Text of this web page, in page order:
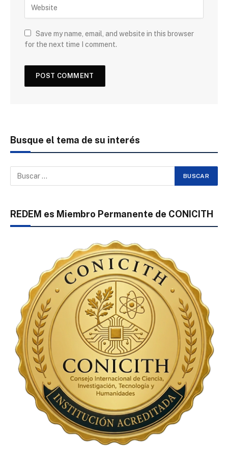
Save my name, email, and website in this browser
for the next time I comment.
Busque el tema de su interés
REDEM es Miembro Permanente de CONICITH